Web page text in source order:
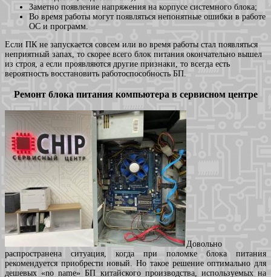
Заметно появление напряжения на корпусе системного блока;
Во время работы могут появляться непонятные ошибки в работе
ОС и программ.
Если ПК не запускается совсем или во время работы стал появляться
неприятный запах, то скорее всего блок питания окончательно вышел
из строя, а если проявляются другие признаки, то всегда есть
вероятность восстановить работоспособность БП.
Ремонт блока питания компьютера в сервисном центре
Довольно
распространена ситуация, когда при поломке блока питания
рекомендуется приобрести новый. Но такое решение оптимально для
дешевых «no name» БП китайского производства, используемых на